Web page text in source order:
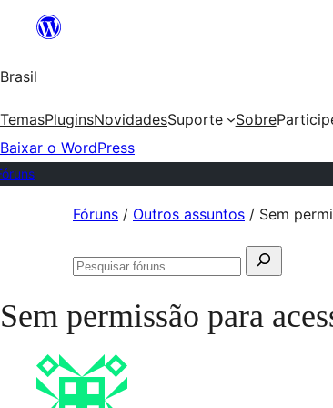
o
conteúdo
Brasil
TemasPluginsNovidadesSuporte Sobre
Baixar o WordPress
Fóruns / Outros assuntos / Sem
Pesquisar
Pesquisar
Sem permissão para